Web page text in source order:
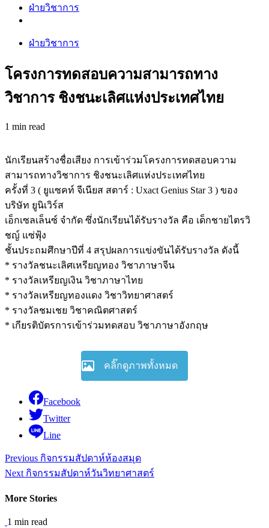
ฝ่ายวิชาการ
ฝ่ายวิชาการ
โครงการทดสอบความสามารถทาง
วิชาการ ชิงชนะเลิศแห่งประเทศไทย
1 min read
นักเรียนสร้างชื่อเสียง การเข้าร่วมโครงการทดสอบความ
สามารถทางวิชาการ ชิงชนะเลิศแห่งประเทศไทย
ครั้งที่ 3 ( ยูแซคท์ จีเนียส สตาร์ : Uxact Genius Star 3 ) ของ
บริษัท ยูนิเวิร์ส
เอ็กเซลเล็นซ์ จำกัด ซึ่งนักเรียนได้รับรางวัล คือ เด็กชายไตรวิ
ชญ์ แซ่ฟุ้ง
ชั้นประถมศึกษาปีที่ 4 สรุปผลการแข่งขันได้รับรางวัล ดังนี้
* รางวัลชนะเลิศเหรียญทอง วิชาภาษาจีน
* รางวัลเหรียญเงิน วิชาภาษาไทย
* รางวัลเหรียญทองแดง วิชาวิทยาศาสตร์
* รางวัลชมเชย วิชาคณิตศาสตร์
* เกียรติบัตรการเข้าร่วมทดสอบ วิชาภาษาอังกฤษ
คลิ๊กดูภาพทั้งหมด
Facebook
Twitter
Line
Continue
Reading
Previous กิจกรรมสัปดาห์ห้องสมุด
Next กิจกรรมสัปดาห์วันวิทยาศาสตร์
More Stories
1 min read